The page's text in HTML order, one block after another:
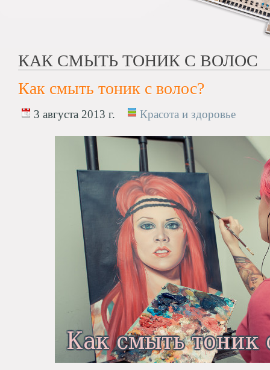
КАК СМЫТЬ ТОНИК С ВОЛОС
Как смыть тоник с волос?
3 августа 2013 г. Красота и здоровье